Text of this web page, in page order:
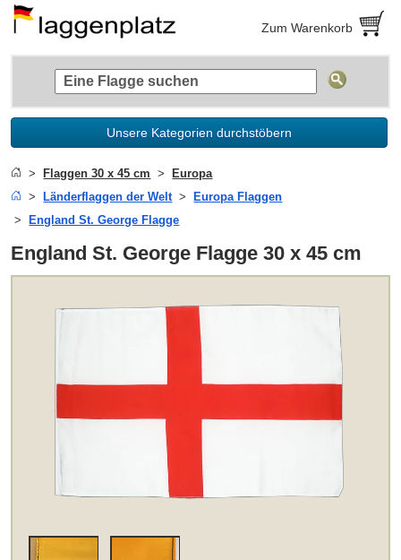
Zum Warenkorb
Unsere Kategorien durchstöbern
Flaggen 30 x 45 cm
Europa
Länderflaggen der Welt
Europa Flaggen
England St. George Flagge
England St. George Flagge 30 x 45 cm